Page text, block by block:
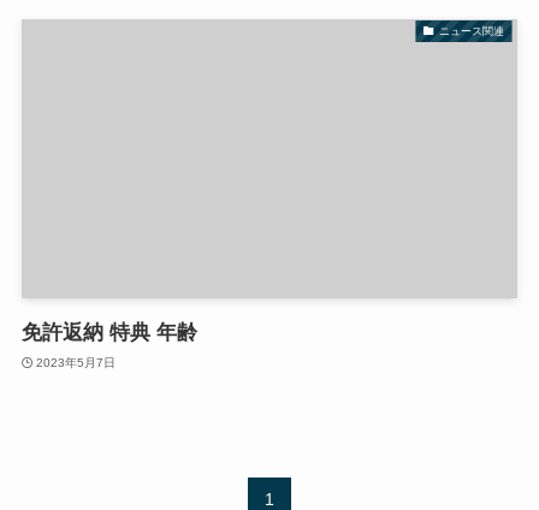
ニュース関連
免許返納 特典 年齢
2023年5月7日
1